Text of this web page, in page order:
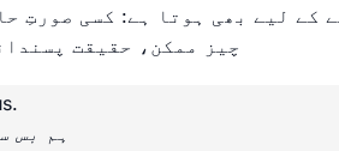
کے لیے بھی ہوتا ہے: کسی صورتِ
چیز ممکن، حقیقت
ہم بس